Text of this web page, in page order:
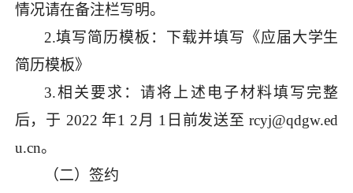
情况请在备注栏写明。
2.填写简历模板：下载并填写《应届大学生
简历模板》
3.相关要求：请将上述电子材料填写完整
后， 于 2022 年1 2月 1日 前发送至 rcyj@qdgw.ed
u.cn。
（二）签约